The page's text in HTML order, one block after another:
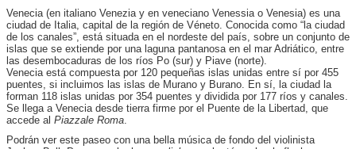
Venecia (en italiano Venezia y en veneciano Venessia o Venesia) es una
ciudad de Italia, capital de la región de Véneto. Conocida como “la ciudad
de los canales”, está situada en el nordeste del país, sobre un conjunto de
islas que se extiende por una laguna pantanosa en el mar Adriático, entre
las desembocaduras de los ríos Po (sur) y Piave (norte).
Venecia está compuesta por 120 pequeñas islas unidas entre sí por 455
puentes, si incluimos las islas de Murano y Burano. En sí, la ciudad la
forman 118 islas unidas por 354 puentes y dividida por 177 ríos y canales.
Se llega a Venecia desde tierra firme por el Puente de la Libertad, que
accede al Piazzale Roma.
Podrán ver este paseo con una bella música de fondo del violinista